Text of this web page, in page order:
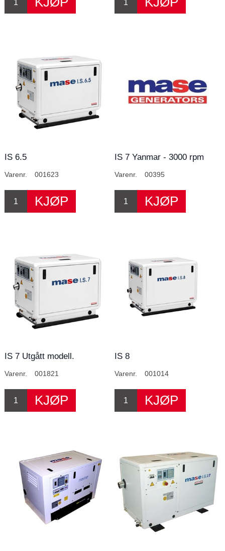
IS 6.5
Varenr. 001623
IS 7 Yanmar - 3000 rpm
Varenr. 00395
IS 7 Utgått modell.
Varenr. 001821
IS 8
Varenr. 001014